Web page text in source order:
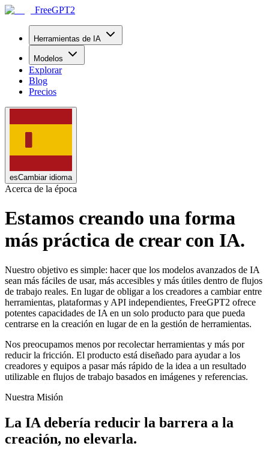
FreeGPT2
Herramientas de IA
Modelos
Explorar
Blog
Precios
esCambiar idioma
Acerca de la época
Estamos creando una forma
más práctica de crear con IA.
Nuestro objetivo es simple: hacer que los modelos avanzados de IA
sean más fáciles de usar, más accesibles y más útiles dentro de flujos
de trabajo reales. En lugar de obligar a los creadores a cambiar entre
herramientas, plataformas y API independientes, FreeGPT2 ofrece
potentes capacidades de IA en un solo producto para que pueda
centrarse en la creación en lugar de en la gestión de herramientas.
Nos preocupamos menos por recolectar herramientas y más por
reducir la fricción. El producto está diseñado para ayudar a los
creadores y equipos a pasar más rápido de la idea a un resultado
utilizable en flujos de trabajo basados ​​en imágenes y referencias.
Nuestra Misión
La IA debería reducir la barrera a la
creación, no elevarla.